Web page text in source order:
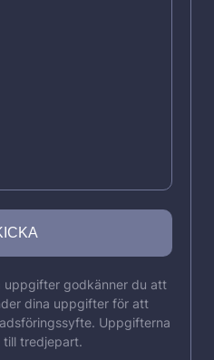
uppgifter godkänner du att
dina uppgifter för att
Uppgifterna
till tredjepart.